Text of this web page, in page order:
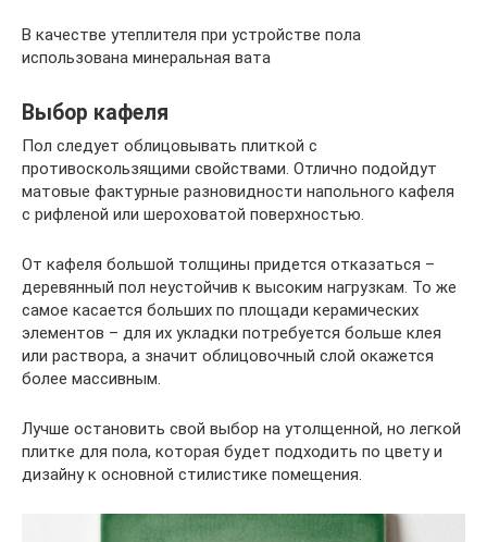
В качестве утеплителя при устройстве пола
использована минеральная вата
Выбор кафеля
Пол следует облицовывать плиткой с
противоскользящими свойствами. Отлично подойдут
матовые фактурные разновидности напольного кафеля
с рифленой или шероховатой поверхностью.
От кафеля большой толщины придется отказаться –
деревянный пол неустойчив к высоким нагрузкам. То же
самое касается больших по площади керамических
элементов – для их укладки потребуется больше клея
или раствора, а значит облицовочный слой окажется
более массивным.
Лучше остановить свой выбор на утолщенной, но легкой
плитке для пола, которая будет подходить по цвету и
дизайну к основной стилистике помещения.